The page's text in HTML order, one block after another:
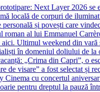
Next Layer 2026 se
locală de corpuri de
și povești care
roman al lui Emmanuel
Ultimul weekend din vară
în domeniul doliului de
„Crima din Capri”, o
de visare” a fost selectat și
cu concertul
pentru dreptul la pauză